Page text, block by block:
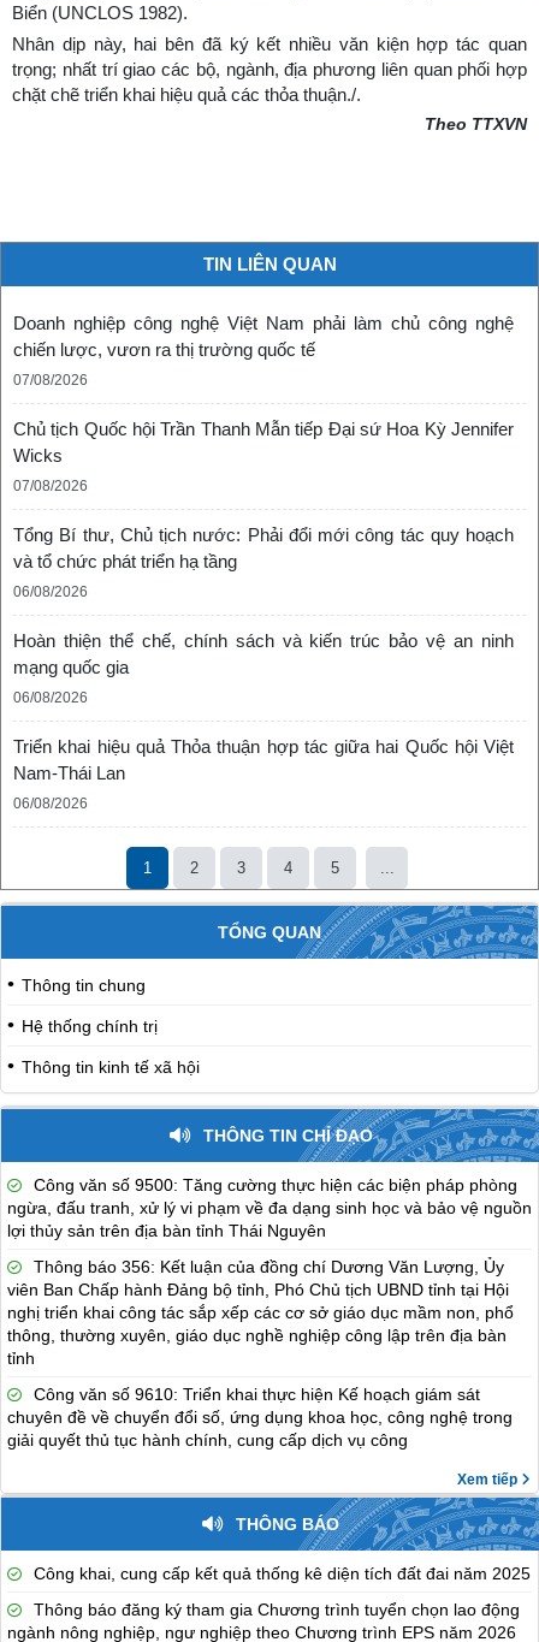
Biển (UNCLOS 1982).
Nhân dịp này, hai bên đã ký kết nhiều văn kiện hợp tác quan
trọng; nhất trí giao các bộ, ngành, địa phương liên quan phối hợp
chặt chẽ triển khai hiệu quả các thỏa thuận./.
Theo TTXVN
TIN LIÊN QUAN
Doanh nghiệp công nghệ Việt Nam phải làm chủ công nghệ
chiến lược, vươn ra thị trường quốc tế
07/08/2026
Chủ tịch Quốc hội Trần Thanh Mẫn tiếp Đại sứ Hoa Kỳ Jennifer
Wicks
07/08/2026
Tổng Bí thư, Chủ tịch nước: Phải đổi mới công tác quy hoạch
và tổ chức phát triển hạ tầng
06/08/2026
Hoàn thiện thể chế, chính sách và kiến trúc bảo vệ an ninh
mạng quốc gia
06/08/2026
Triển khai hiệu quả Thỏa thuận hợp tác giữa hai Quốc hội Việt
Nam-Thái Lan
06/08/2026
1 2 3 4 5
TỔNG QUAN
Thông tin chung
Hệ thống chính trị
Thông tin kinh tế xã hội
THÔNG TIN CHỈ ĐẠO
Công văn số 9500: Tăng cường thực hiện các biện pháp phòng
ngừa, đấu tranh, xử lý vi phạm về đa dạng sinh học và bảo vệ nguồn
lợi thủy sản trên địa bàn tỉnh Thái Nguyên
Thông báo 356: Kết luận của đồng chí Dương Văn Lượng, Ủy
viên Ban Chấp hành Đảng bộ tỉnh, Phó Chủ tịch UBND tỉnh tại Hội
nghị triển khai công tác sắp xếp các cơ sở giáo dục mầm non, phổ
thông, thường xuyên, giáo dục nghề nghiệp công lập trên địa bàn
tỉnh
Công văn số 9610: Triển khai thực hiện Kế hoạch giám sát
chuyên đề về chuyển đổi số, ứng dụng khoa học, công nghệ trong
giải quyết thủ tục hành chính, cung cấp dịch vụ công
Xem tiếp
THÔNG BÁO
Công khai, cung cấp kết quả thống kê diện tích đất đai năm 2025
Thông báo đăng ký tham gia Chương trình tuyển chọn lao động
ngành nông nghiệp, ngư nghiệp theo Chương trình EPS năm 2026